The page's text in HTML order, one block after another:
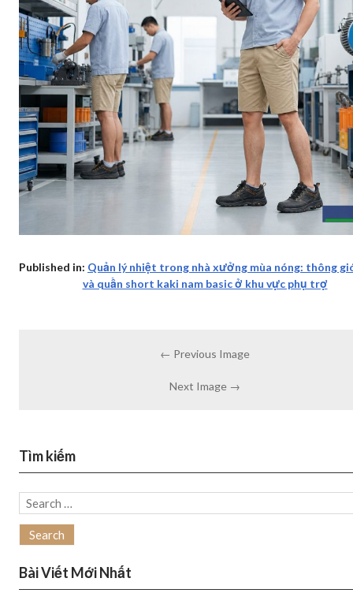
Published in: Quản lý nhiệt trong nhà xưởng mùa nóng: thông
và quần short kaki nam basic ở khu vực phụ trợ
← Previous Image
Next Image →
Tìm kiếm
Search
for:
Bài Viết Mới Nhất